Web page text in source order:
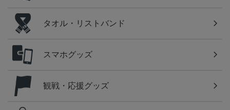
タオル・リストバンド
スマホグッズ
観戦・応援グッズ